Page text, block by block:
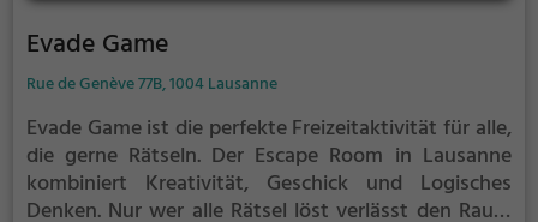
Evade Game
Rue de Genève 77B, 1004 Lausanne
Evade Game ist die perfekte Freizeitaktivität für alle,
die gerne Rätseln. Der Escape Room in Lausanne
kombiniert Kreativität, Geschick und Logisches
Denken. Nur wer alle Rätsel löst verlässt den Raum